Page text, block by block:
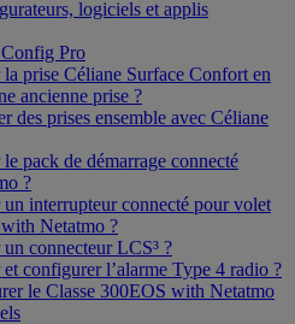
logiciels et applis
Pro
prise Céliane Surface Confort en
ancienne prise ?
des prises ensemble avec Céliane
pack de démarrage connecté
?
interrupteur connecté pour volet
Netatmo ?
connecteur LCS³ ?
configurer l’alarme Type 4 radio ?
le Classe 300EOS with Netatmo